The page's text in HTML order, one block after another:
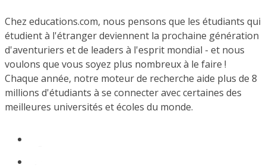
Chez educations.com, nous pensons que les étudiants qui
étudient à l'étranger deviennent la prochaine génération
d'aventuriers et de leaders à l'esprit mondial - et nous
voulons que vous soyez plus nombreux à le faire !
Chaque année, notre moteur de recherche aide plus de 8
millions d'étudiants à se connecter avec certaines des
meilleures universités et écoles du monde.